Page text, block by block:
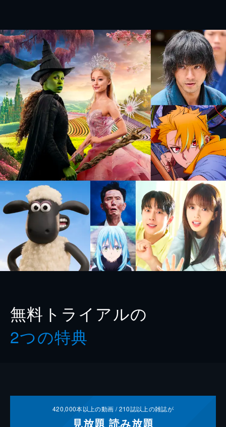
無料トライアルの
2つの特典
420,000本以上の動画 /210誌以上の雑誌が
見放題 読み放題